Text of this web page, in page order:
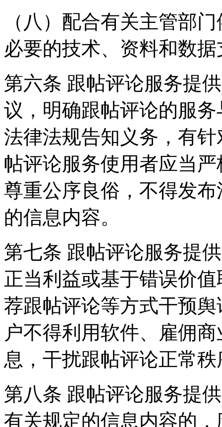
（八）配合有关主管部
必要的技术、资料和数
第六条 跟帖评论服务提
议，明确跟帖评论的服
法律法规告知义务，有
帖评论服务使用者应当
尊重公序良俗，不得发
的信息内容。
第七条 跟帖评论服务提
正当利益或基于错误价
荐跟帖评论等方式干预
户不得利用软件、雇佣
息，干扰跟帖评论正常
第八条 跟帖评论服务提
有关规定的信息内容的